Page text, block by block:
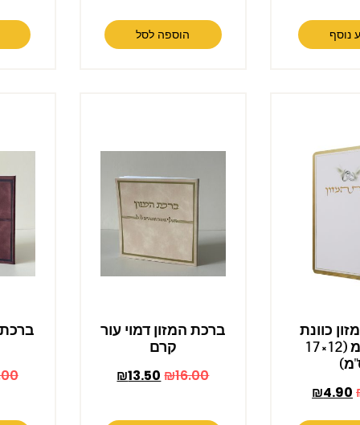
נוסף הוספה לסל
כוונת
הלב ע"מ (12×17
₪4.90
ברכת המזון דמוי עור
קרם
₪16.00
₪13.50
ברכת